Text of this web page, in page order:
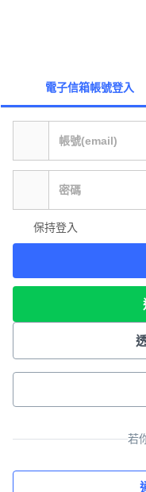
電子信箱帳號登入
保持登入
若